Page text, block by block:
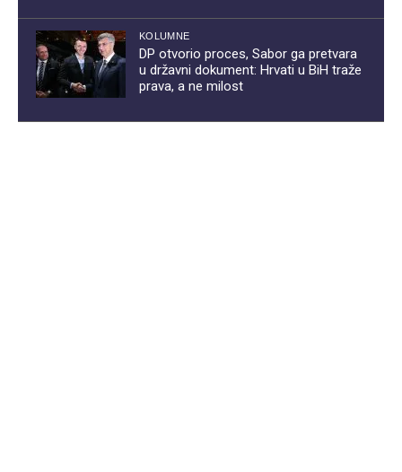
KOLUMNE
DP otvorio proces, Sabor ga pretvara
u državni dokument: Hrvati u BiH traže
prava, a ne milost